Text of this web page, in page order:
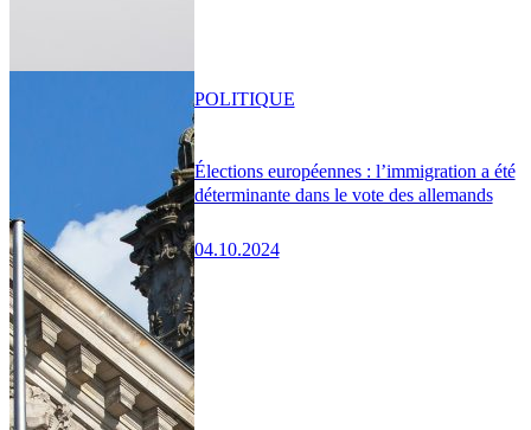
Élections européennes : l’immigration a été
déterminante dans le vote des allemands
04.10.2024
POLITIQUE